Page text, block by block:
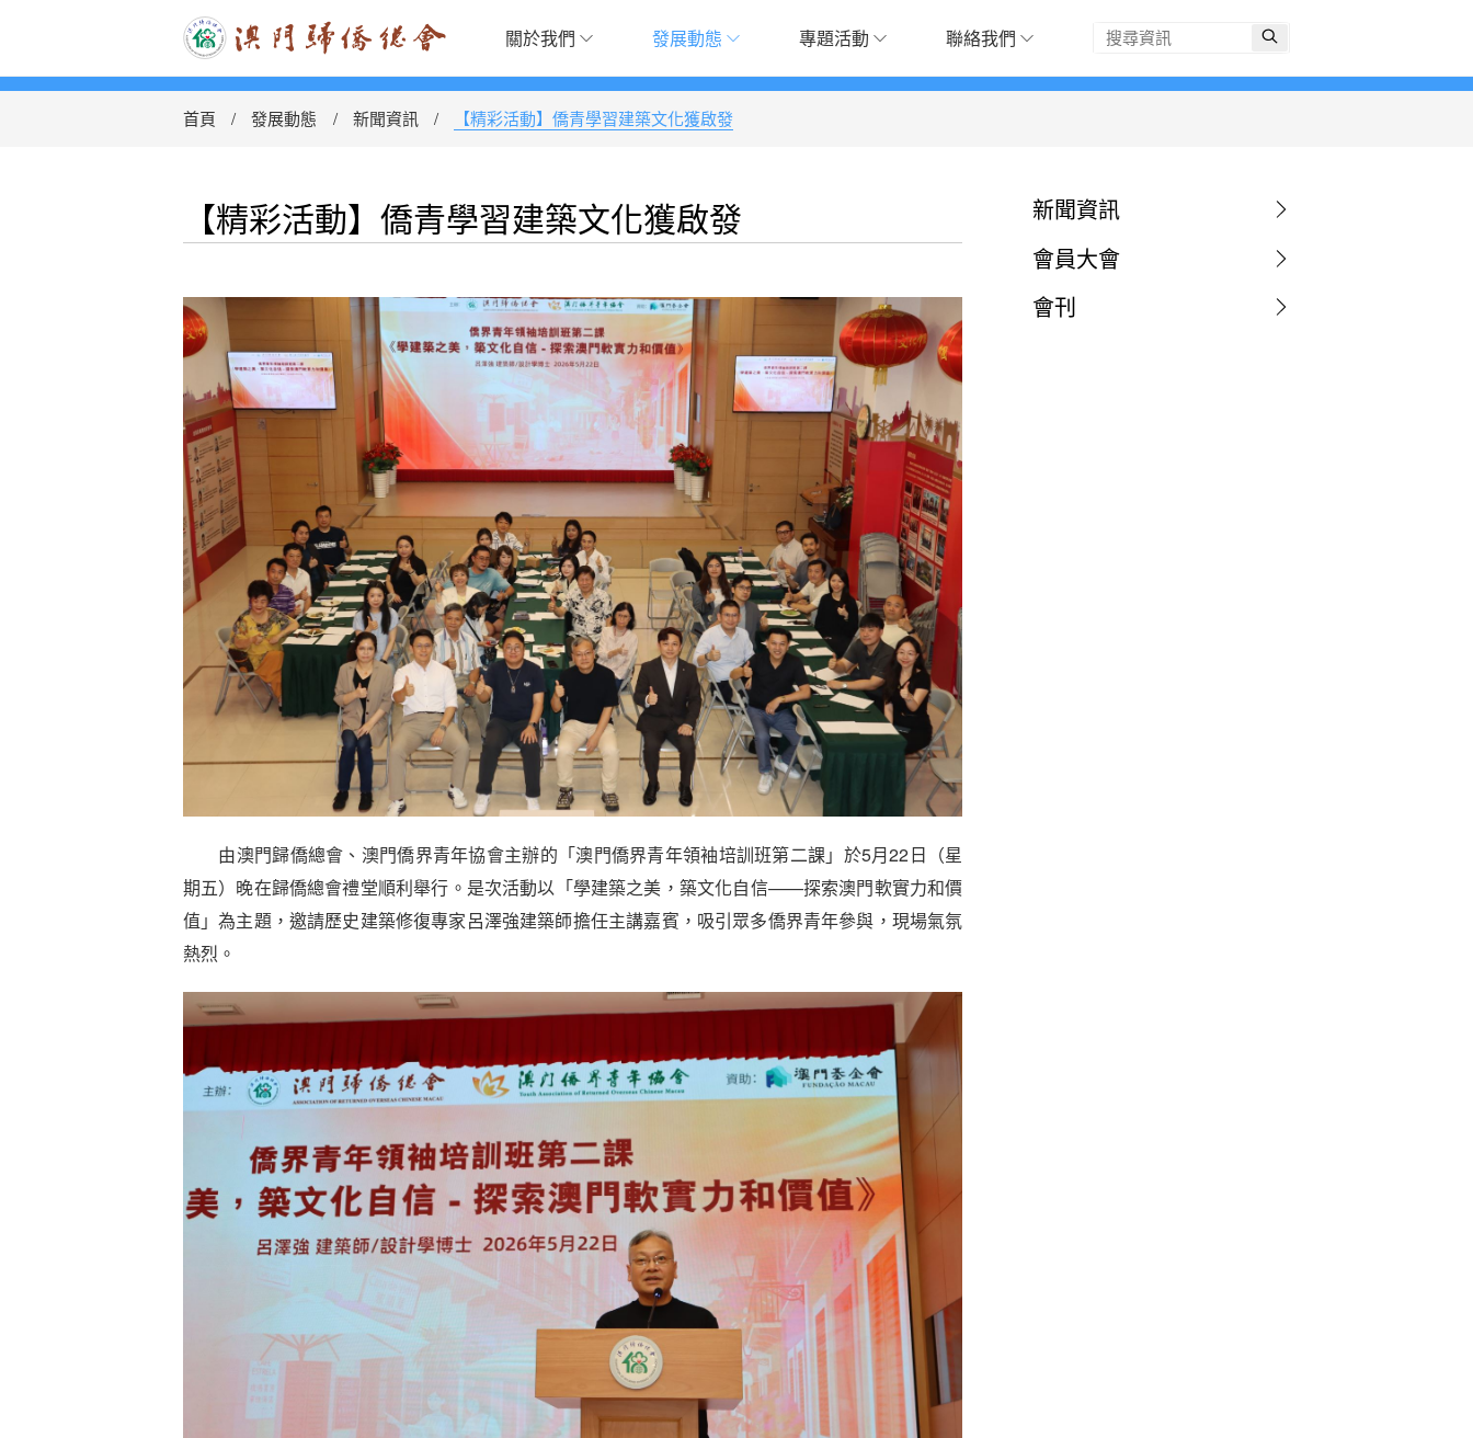
關於我們 發展動態 專題活動 聯絡我們
首頁 發展動態 新聞資訊 【精彩活動】僑青學習建築文化獲啟發
【精彩活動】僑青學習建築文化獲啟發
由澳門歸僑總會、澳門僑界青年協會主辦的「澳門僑界青年領袖培訓班第二課」於5月22日（星
期五）晚在歸僑總會禮堂順利舉行。是次活動以「學建築之美，築文化自信——探索澳門軟實力和價
值」為主題，邀請歷史建築修復專家呂澤強建築師擔任主講嘉賓，吸引眾多僑界青年參與，現場氣氛
熱烈。
新聞資訊
會員大會
會刊